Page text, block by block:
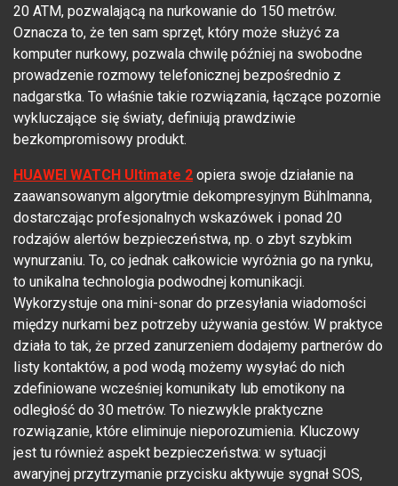
20 ATM, pozwalającą na nurkowanie do 150 metrów.
Oznacza to, że ten sam sprzęt, który może służyć za
komputer nurkowy, pozwala chwilę później na swobodne
prowadzenie rozmowy telefonicznej bezpośrednio z
nadgarstka. To właśnie takie rozwiązania, łączące pozornie
wykluczające się światy, definiują prawdziwie
bezkompromisowy produkt.
HUAWEI WATCH Ultimate 2 opiera swoje działanie na
zaawansowanym algorytmie dekompresyjnym Bühlmanna,
dostarczając profesjonalnych wskazówek i ponad 20
rodzajów alertów bezpieczeństwa, np. o zbyt szybkim
wynurzaniu. To, co jednak całkowicie wyróżnia go na rynku,
to unikalna technologia podwodnej komunikacji.
Wykorzystuje ona mini-sonar do przesyłania wiadomości
między nurkami bez potrzeby używania gestów. W praktyce
działa to tak, że przed zanurzeniem dodajemy partnerów do
listy kontaktów, a pod wodą możemy wysyłać do nich
zdefiniowane wcześniej komunikaty lub emotikony na
odległość do 30 metrów. To niezwykle praktyczne
rozwiązanie, które eliminuje nieporozumienia. Kluczowy
jest tu również aspekt bezpieczeństwa: w sytuacji
awaryjnej przytrzymanie przycisku aktywuje sygnał SOS,